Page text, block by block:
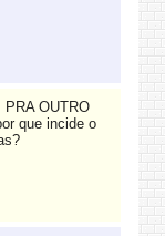
PRA OUTRO
que incide o